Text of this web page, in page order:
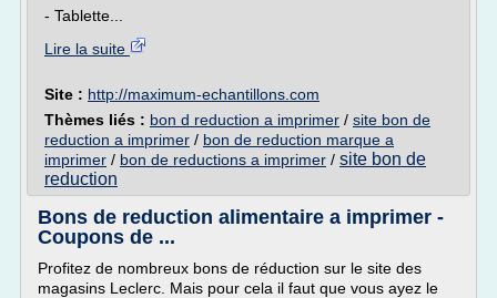
- Tablette...
Lire la suite
Site : http://maximum-echantillons.com
Thèmes liés : bon d reduction a imprimer / site bon de
reduction a imprimer / bon de reduction marque a
imprimer / bon de reductions a imprimer / site bon de
reduction
Bons de reduction alimentaire a imprimer -
Coupons de ...
Profitez de nombreux bons de réduction sur le site des
magasins Leclerc. Mais pour cela il faut que vous ayez le